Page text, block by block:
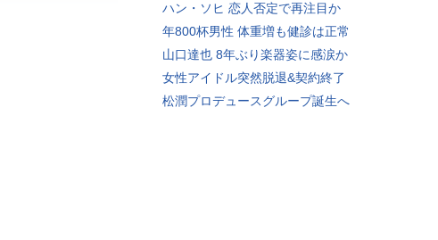
ハン・ソヒ 恋人否定で再注目か
年800杯男性 体重増も健診は正常
山口達也 8年ぶり楽器姿に感涙か
女性アイドル突然脱退&契約終了
松潤プロデュースグループ誕生へ